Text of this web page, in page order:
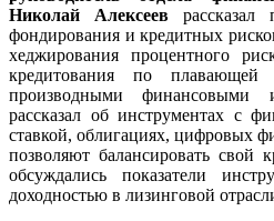
Николай Алексееврассказал
фондирования и кредитных
хеджирования процентного
кредитования по
производными финансовыми
рассказал об инструментах с
ставкой, облигациях, цифровых
позволяют балансировать свой
обсуждались показатели
доходностью в лизинговой